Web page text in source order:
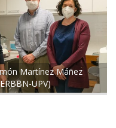
Martínez Máñez
UPV)